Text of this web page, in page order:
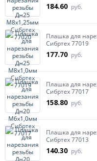
184.60 руб.
Плашка для
Сибртех 77019
177.70 руб.
Плашка для
Сибртех 77017
158.80 руб.
Плашка для
Сибртех 77013
140.30 руб.